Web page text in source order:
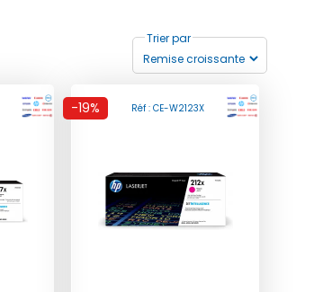
Trier par
-19% Réf : CE-W2123X